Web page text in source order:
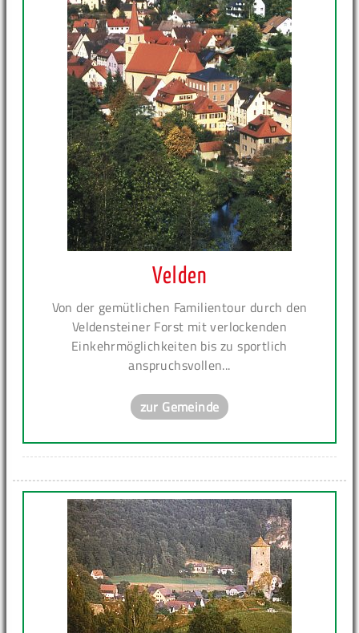
Velden
Von der gemütlichen Familientour durch den
Veldensteiner Forst mit verlockenden
Einkehrmöglichkeiten bis zu sportlich
anspruchsvollen...
zur Gemeinde